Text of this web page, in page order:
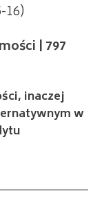
16)
| 797
inaczej
w